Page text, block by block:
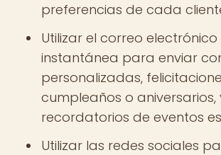
preferencias de cada
Utilizar el correo
instantánea para enviar
personalizadas,
cumpleaños o aniversarios,
recordatorios de eventos
Utilizar las redes sociales